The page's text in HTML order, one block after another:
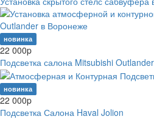
новинка
22 000p
Подсветка салона Mitsubishi Outlander
новинка
22 000p
Подсветка Салона Haval Jolion